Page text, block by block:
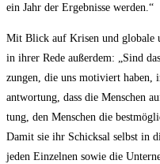
ein Jahr der Ergeb­nis­se werden.“
Mit Blick auf Kri­sen und glo­ba­le
in ihrer Rede außer­dem: „Sind
zun­gen, die uns moti­viert haben,
ant­wor­tung, dass die Men­schen
tung, den Men­schen die
Damit sie ihr Schick­sal selbst in
jeden Ein­zel­nen sowie die